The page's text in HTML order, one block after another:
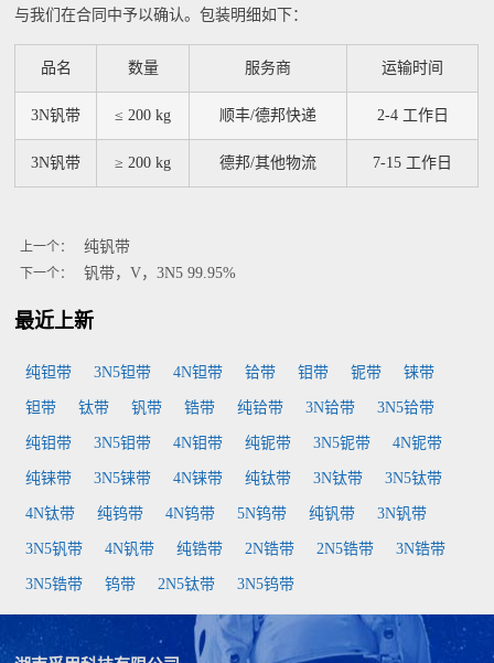
与我们在合同中予以确认。包装明细如下：
品名 数量 服务商 运输时间
3N钒带 ≤ 200 kg 顺丰/德邦快递 2-4 工作日
3N钒带 ≥ 200 kg 德邦/其他物流 7-15 工作日
上一个： 纯钒带
下一个： 钒带，V，3N5 99.95%
最近上新
纯钽带 3N5钽带 4N钽带 铪带 钼带 铌带 铼带
钽带 钛带 钒带 锆带 纯铪带 3N铪带 3N5铪带
纯钼带 3N5钼带 4N钼带 纯铌带 3N5铌带 4N铌带
纯铼带 3N5铼带 4N铼带 纯钛带 3N钛带 3N5钛带
4N钛带 纯钨带 4N钨带 5N钨带 纯钒带 3N钒带
3N5钒带 4N钒带 纯锆带 2N锆带 2N5锆带 3N锆带
3N5锆带 钨带 2N5钛带 3N5钨带